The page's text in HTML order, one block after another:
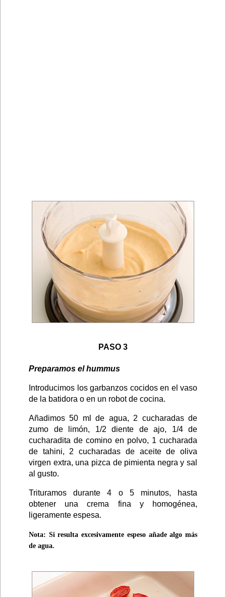
PASO 3
Preparamos el hummus
Introducimos los garbanzos cocidos en el vaso
de la batidora o en un robot de cocina.
Añadimos 50 ml de agua, 2 cucharadas de
zumo de limón, 1/2 diente de ajo, 1/4 de
cucharadita de comino en polvo, 1 cucharada
de tahini, 2 cucharadas de aceite de oliva
virgen extra, una pizca de pimienta negra y sal
al gusto.
Trituramos durante 4 o 5 minutos, hasta
obtener una crema fina y homogénea,
ligeramente espesa.
Nota: Si resulta excesivamente espeso añade algo más
de agua.